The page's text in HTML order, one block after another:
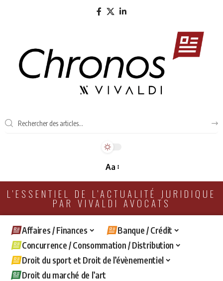
Aa
L'ESSENTIEL DE L'ACTUALITÉ JURIDIQUE
PAR VIVALDI AVOCATS
Affaires / Finances
Banque / Crédit
Concurrence / Consommation / Distribution
Droit du sport et Droit de l’évènementiel
Droit du marché de l’art